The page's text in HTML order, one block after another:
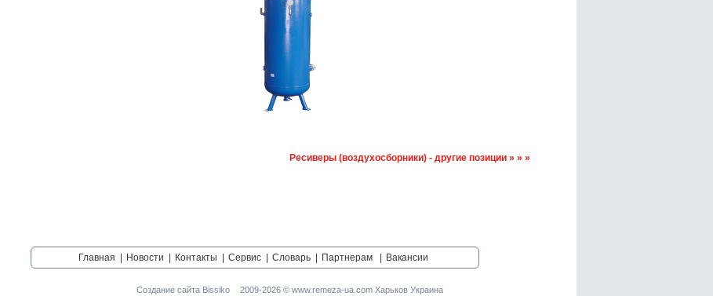
Ресиверы (воздухосборники) - другие позиции » » »
Главная Новости Контакты Сервис Словарь Партнерам Вакансии
Создание сайта Bissiko 2009-2026 © www.remeza-ua.com Харьков Украина